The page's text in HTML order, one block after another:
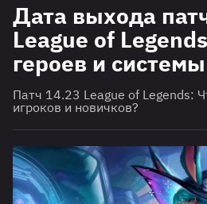
Дата выхода
League of
героев и
Патч 14.23 League of Legends:
игроков и новичков?